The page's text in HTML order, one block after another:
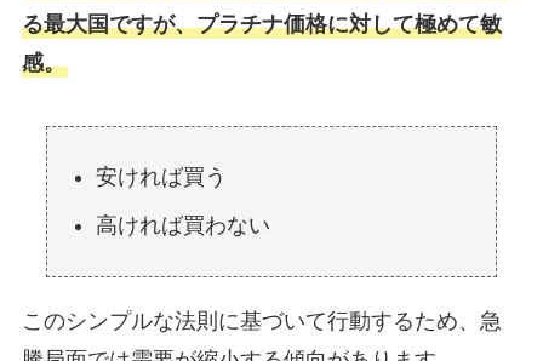
る最大国ですが、プラチナ価格に対して極めて敏
感。
安ければ買う
高ければ買わない
このシンプルな法則に基づいて行動するため、急